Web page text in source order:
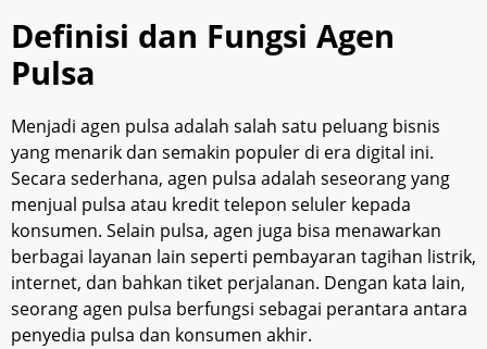
Definisi dan Fungsi Agen
Pulsa
Menjadi agen pulsa adalah salah satu peluang bisnis
yang menarik dan semakin populer di era digital ini.
Secara sederhana, agen pulsa adalah seseorang yang
menjual pulsa atau kredit telepon seluler kepada
konsumen. Selain pulsa, agen juga bisa menawarkan
berbagai layanan lain seperti pembayaran tagihan listrik,
internet, dan bahkan tiket perjalanan. Dengan kata lain,
seorang agen pulsa berfungsi sebagai perantara antara
penyedia pulsa dan konsumen akhir.